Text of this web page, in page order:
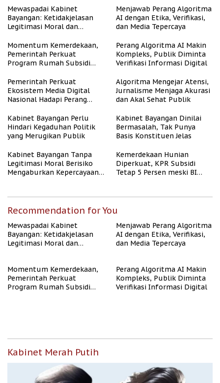
Mewaspadai Kabinet
Bayangan: Ketidakjelasan
Legitimasi Moral dan
Menjawab Perang Algoritma
AI dengan Etika, Verifikasi,
dan Media Tepercaya
Momentum Kemerdekaan,
Pemerintah Perkuat
Program Rumah Subsidi
Berpenghasilan Rendah
Perang Algoritma AI Makin
Kompleks, Publik Diminta
Verifikasi Informasi Digital
Pemerintah Perkuat
Ekosistem Media Digital
Nasional Hadapi Perang
Algoritma Mengejar Atensi,
Jurnalisme Menjaga Akurasi
dan Akal Sehat Publik
Kabinet Bayangan Perlu
Hindari Kegaduhan Politik
yang Merugikan Publik
Kabinet Bayangan Dinilai
Bermasalah, Tak Punya
Basis Konstituen Jelas
Kabinet Bayangan Tanpa
Legitimasi Moral Berisiko
Mengaburkan Kepercayaan
Kemerdekaan Hunian
Diperkuat, KPR Subsidi
Tetap 5 Persen meski BI
Recommendation for You
Mewaspadai Kabinet
Bayangan: Ketidakjelasan
Legitimasi Moral dan
Menjawab Perang Algoritma
AI dengan Etika, Verifikasi,
dan Media Tepercaya
Momentum Kemerdekaan,
Pemerintah Perkuat
Program Rumah Subsidi
Perang Algoritma AI Makin
Kompleks, Publik Diminta
Verifikasi Informasi Digital
Kabinet Merah Putih